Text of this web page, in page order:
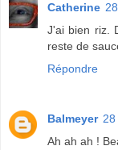
Catherine
J'ai bien riz.
reste de
Répondre
Balmeyer 28
Ah ah ah !